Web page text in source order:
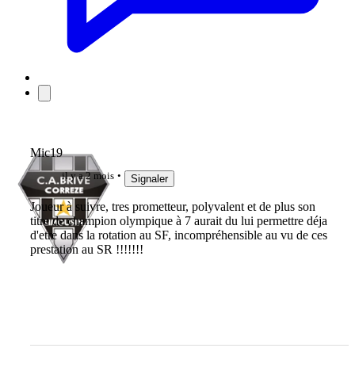
Mic19
il y a 2 mois Signaler
Joueur à suivre, tres prometteur, polyvalent et de plus son
titre de champion olympique à 7 aurait du lui permettre déja
d'etre dans la rotation au SF, incompréhensible au vu de ces
prestation au SR !!!!!!!